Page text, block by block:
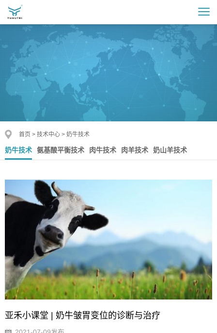
首页 > 技术中心 > 奶牛技术
奶牛技术 氨基酸平衡技术 肉牛技术 肉羊技术 奶山羊技术
亚禾小课堂 | 奶牛皱胃变位的诊断与治疗